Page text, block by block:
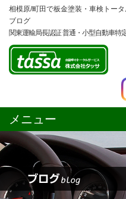
相模原/町田で板金塗装・車検トー
ブログ
関東運輸局長認証 普通・小型自動車特
メニュー